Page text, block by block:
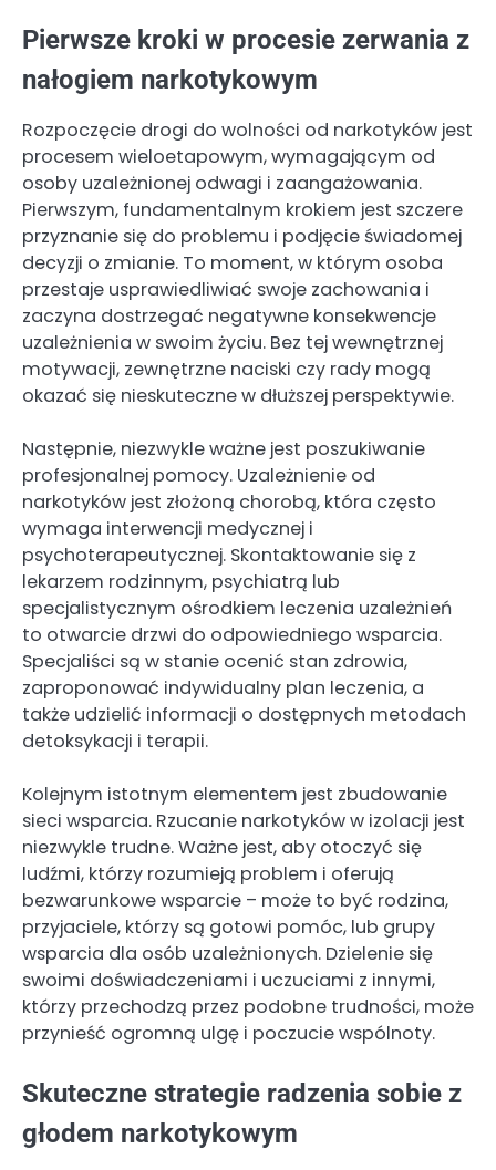
Pierwsze kroki w procesie zerwania z
nałogiem narkotykowym
Rozpoczęcie drogi do wolności od narkotyków jest
procesem wieloetapowym, wymagającym od
osoby uzależnionej odwagi i zaangażowania.
Pierwszym, fundamentalnym krokiem jest szczere
przyznanie się do problemu i podjęcie świadomej
decyzji o zmianie. To moment, w którym osoba
przestaje usprawiedliwiać swoje zachowania i
zaczyna dostrzegać negatywne konsekwencje
uzależnienia w swoim życiu. Bez tej wewnętrznej
motywacji, zewnętrzne naciski czy rady mogą
okazać się nieskuteczne w dłuższej perspektywie.
Następnie, niezwykle ważne jest poszukiwanie
profesjonalnej pomocy. Uzależnienie od
narkotyków jest złożoną chorobą, która często
wymaga interwencji medycznej i
psychoterapeutycznej. Skontaktowanie się z
lekarzem rodzinnym, psychiatrą lub
specjalistycznym ośrodkiem leczenia uzależnień
to otwarcie drzwi do odpowiedniego wsparcia.
Specjaliści są w stanie ocenić stan zdrowia,
zaproponować indywidualny plan leczenia, a
także udzielić informacji o dostępnych metodach
detoksykacji i terapii.
Kolejnym istotnym elementem jest zbudowanie
sieci wsparcia. Rzucanie narkotyków w izolacji jest
niezwykle trudne. Ważne jest, aby otoczyć się
ludźmi, którzy rozumieją problem i oferują
bezwarunkowe wsparcie – może to być rodzina,
przyjaciele, którzy są gotowi pomóc, lub grupy
wsparcia dla osób uzależnionych. Dzielenie się
swoimi doświadczeniami i uczuciami z innymi,
którzy przechodzą przez podobne trudności, może
przynieść ogromną ulgę i poczucie wspólnoty.
Skuteczne strategie radzenia sobie z
głodem narkotykowym